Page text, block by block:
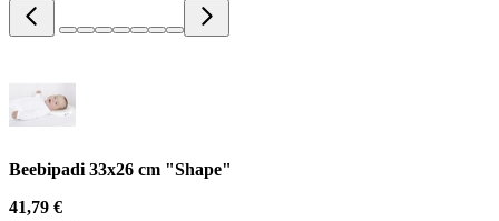
Beebipadi 33x26 cm "Shape"
41,79 €